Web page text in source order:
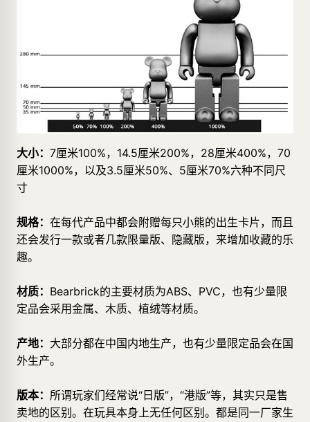
大小： 7厘米100%，14.5厘米200%，28厘米400%，70
厘米1000%，以及3.5厘米50%、5厘米70%六种不同尺
寸
规格： 在每代产品中都会附赠每只小熊的出生卡片，而且
还会发行一款或者几款限量版、隐藏版，来增加收藏的乐
趣。
材质： Bearbrick的主要材质为ABS、PVC，也有少量限
定品会采用金属、木质、植绒等材质。
产地： 大部分都在中国内地生产，也有少量限定品会在国
外生产。
版本： 所谓玩家们经常说“日版”，“港版”等，其实只是售
卖地的区别。在玩具本身上无任何区别。都是同一厂家生